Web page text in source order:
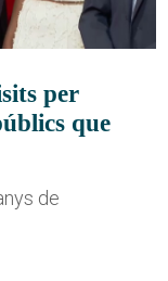
per
que
de